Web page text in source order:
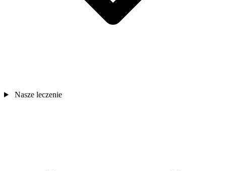
Nasze leczenie